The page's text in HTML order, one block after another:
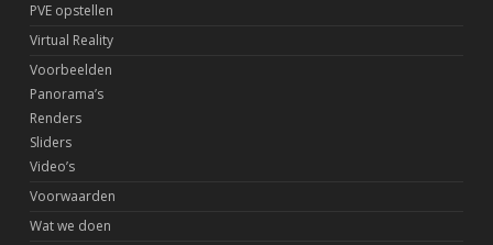
PVE opstellen
Virtual Reality
Voorbeelden
Panorama’s
Renders
Sliders
Video’s
Voorwaarden
Wat we doen